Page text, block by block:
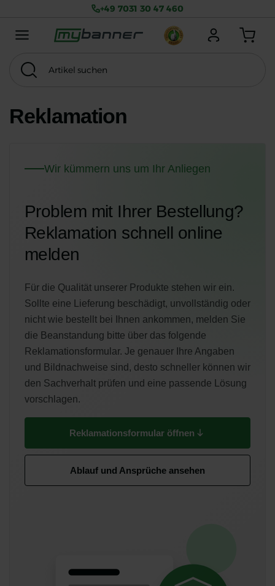
+49 7031 30 47 460
Anmelden Warenkorb
Menu mobile
MwSt. exkl.
Thema
Reklamation
Wir kümmern uns um Ihr Anliegen
Problem mit Ihrer Bestellung?
Reklamation schnell online
melden
Für die Qualität unserer Produkte stehen wir ein.
Sollte eine Lieferung beschädigt, unvollständig oder
nicht wie bestellt bei Ihnen ankommen, melden Sie
die Beanstandung bitte über das folgende
Reklamationsformular. Je genauer Ihre Angaben
und Bildnachweise sind, desto schneller können wir
den Sachverhalt prüfen und eine passende Lösung
vorschlagen.
Reklamationsformular öffnen
Ablauf und Ansprüche ansehen